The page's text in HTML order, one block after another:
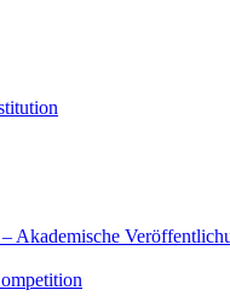
Akademische